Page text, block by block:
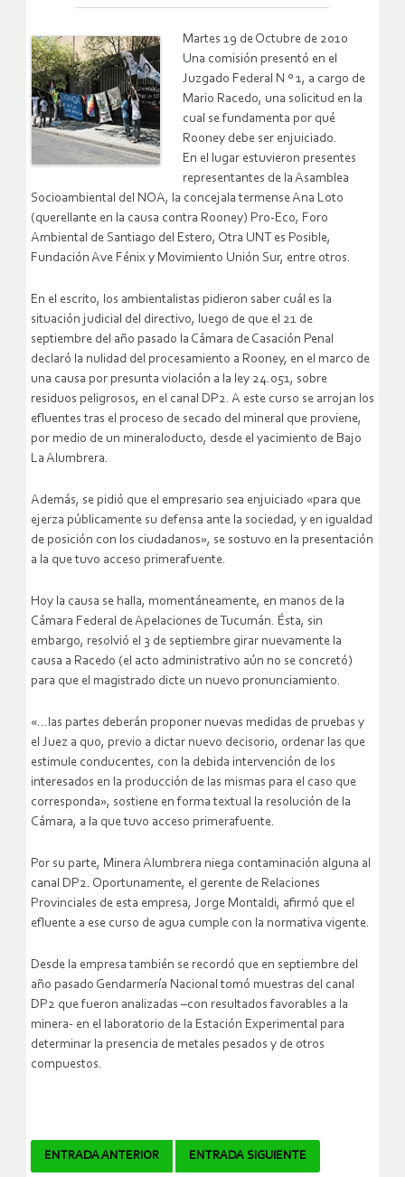
Martes 19 de Octubre de 2010
Una comisión presentó en el
Juzgado Federal N º 1, a cargo de
Mario Racedo, una solicitud en la
cual se fundamenta por qué
Rooney debe ser enjuiciado.
En el lugar estuvieron presentes
representantes de la Asamblea
Socioambiental del NOA, la concejala termense Ana Loto
(querellante en la causa contra Rooney) Pro-Eco, Foro
Ambiental de Santiago del Estero, Otra UNT es Posible,
Fundación Ave Fénix y Movimiento Unión Sur, entre otros.
En el escrito, los ambientalistas pidieron saber cuál es la
situación judicial del directivo, luego de que el 21 de
septiembre del año pasado la Cámara de Casación Penal
declaró la nulidad del procesamiento a Rooney, en el marco de
una causa por presunta violación a la ley 24.051, sobre
residuos peligrosos, en el canal DP2. A este curso se arrojan los
efluentes tras el proceso de secado del mineral que proviene,
por medio de un mineraloducto, desde el yacimiento de Bajo
La Alumbrera.
Además, se pidió que el empresario sea enjuiciado «para que
ejerza públicamente su defensa ante la sociedad, y en igualdad
de posición con los ciudadanos», se sostuvo en la presentación
a la que tuvo acceso primerafuente.
Hoy la causa se halla, momentáneamente, en manos de la
Cámara Federal de Apelaciones de Tucumán. Ésta, sin
embargo, resolvió el 3 de septiembre girar nuevamente la
causa a Racedo (el acto administrativo aún no se concretó)
para que el magistrado dicte un nuevo pronunciamiento.
«…las partes deberán proponer nuevas medidas de pruebas y
el Juez a quo, previo a dictar nuevo decisorio, ordenar las que
estimule conducentes, con la debida intervención de los
interesados en la producción de las mismas para el caso que
corresponda», sostiene en forma textual la resolución de la
Cámara, a la que tuvo acceso primerafuente.
Por su parte, Minera Alumbrera niega contaminación alguna al
canal DP2. Oportunamente, el gerente de Relaciones
Provinciales de esta empresa, Jorge Montaldi, afirmó que el
efluente a ese curso de agua cumple con la normativa vigente.
Desde la empresa también se recordó que en septiembre del
año pasado Gendarmería Nacional tomó muestras del canal
DP2 que fueron analizadas –con resultados favorables a la
minera- en el laboratorio de la Estación Experimental para
determinar la presencia de metales pesados y de otros
compuestos.
Navegador
ENTRADA ANTERIOR ENTRADA SIGUIENTE